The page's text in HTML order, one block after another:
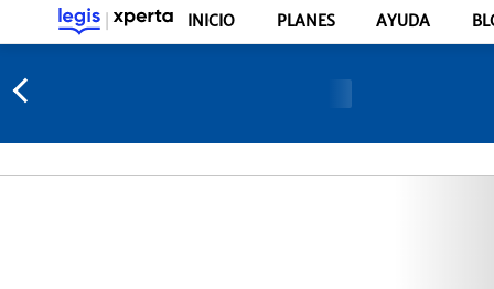
INICIO PLANES AYUDA